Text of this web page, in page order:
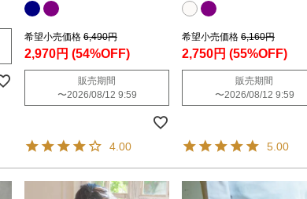
希望小売価格 6,490円
2,970円 (54%OFF)
販売期間
〜2026/08/12 9:59
4.00
希望小売価格 6,160円
2,750円 (55%OFF)
販売期間
〜2026/08/12 9:59
5.00